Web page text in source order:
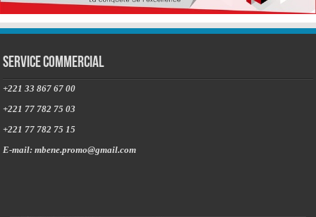
Service commercial
+221 33 867 67 00
+221 77 782 75 03
+221 77 782 75 15
E-mail: mbene.promo@gmail.com